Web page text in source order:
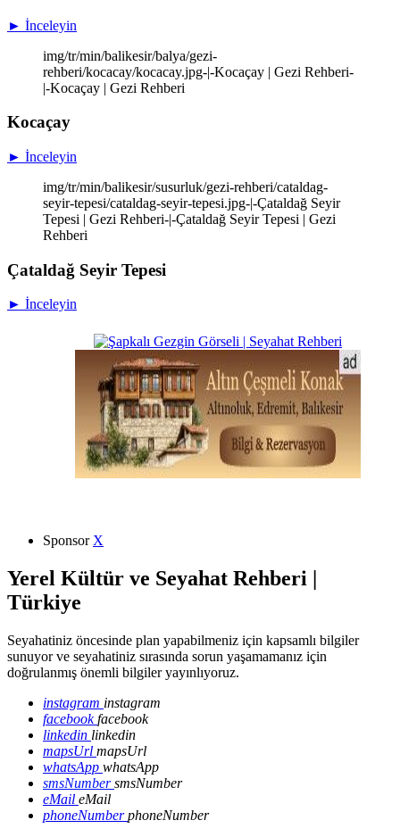
► İnceleyin
img/tr/min/balikesir/balya/gezi-
rehberi/kocacay/kocacay.jpg-|-Kocaçay | Gezi Rehberi-
|-Kocaçay | Gezi Rehberi
Kocaçay
► İnceleyin
img/tr/min/balikesir/susurluk/gezi-rehberi/cataldag-
seyir-tepesi/cataldag-seyir-tepesi.jpg-|-Çataldağ Seyir
Tepesi | Gezi Rehberi-|-Çataldağ Seyir Tepesi | Gezi
Rehberi
Çataldağ Seyir Tepesi
► İnceleyin
SponsorX
Yerel Kültür ve Seyahat Rehberi |
Türkiye
Seyahatiniz öncesinde plan yapabilmeniz için kapsamlı bilgiler
sunuyor ve seyahatiniz sırasında sorun yaşamamanız için
doğrulanmış önemli bilgiler yayınlıyoruz.
instagram instagram
facebookfacebook
linkedin linkedin
mapsUrl mapsUrl
whatsApp whatsApp
smsNumbersmsNumber
eMail eMail
phoneNumberphoneNumber